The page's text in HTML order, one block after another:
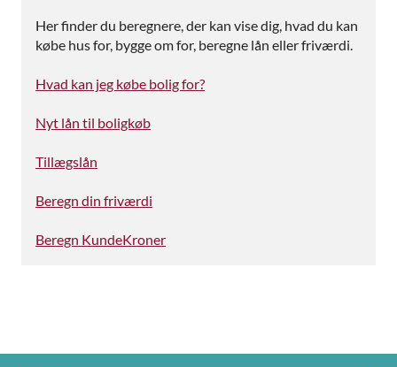
Her finder du beregnere, der kan vise dig, hvad du kan
købe hus for, bygge om for, beregne lån eller friværdi.
Hvad kan jeg købe bolig for?
Nyt lån til boligkøb
Tillægslån
Beregn din friværdi
Beregn KundeKroner